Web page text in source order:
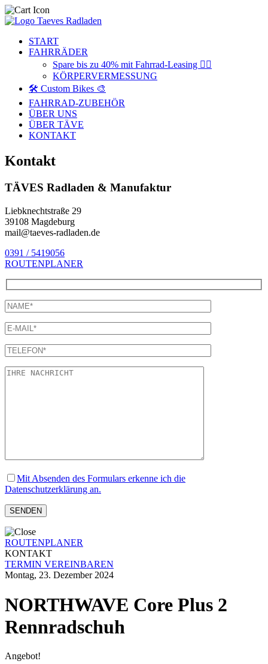
START
FAHRRÄDER
Spare bis zu 40% mit Fahrrad-Leasing 🚴‍♂️
KÖRPERVERMESSUNG
🛠️ Custom Bikes 🎨
FAHRRAD-ZUBEHÖR
ÜBER UNS
ÜBER TÄVE
KONTAKT
Kontakt
TÄVES Radladen & Manufaktur
Liebknechtstraße 29
39108 Magdeburg
mail@taeves-radladen.de
0391 / 5419056
ROUTENPLANER
Mit Absenden des Formulars erkenne ich die
Datenschutzerklärung an.
ROUTENPLANER
KONTAKT
TERMIN VEREINBAREN
Montag, 23. Dezember 2024
NORTHWAVE Core Plus 2
Rennradschuh
Angebot!